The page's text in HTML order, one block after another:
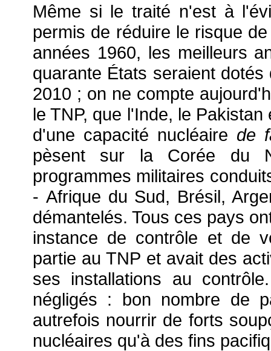
Même si le traité n'est à
permis de réduire le risque
années 1960, les meilleurs
quarante États seraient
2010 ; on ne compte
le TNP, que l'Inde, le
d'une capacité nucléaire de
pèsent sur la Corée du
programmes militaires
- Afrique du Sud, Brésil,
démantelés. Tous ces pays
instance de contrôle et de
partie au TNP et avait des
ses installations au
négligés : bon nombre de
autrefois nourrir de forts
nucléaires qu'à des fins